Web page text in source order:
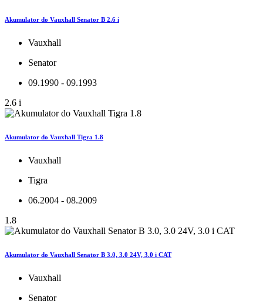
Akumulator do Vauxhall Senator B 2.6 i
Vauxhall
Senator
09.1990 - 09.1993
2.6 i
Akumulator do Vauxhall Tigra 1.8
Vauxhall
Tigra
06.2004 - 08.2009
1.8
Akumulator do Vauxhall Senator B 3.0, 3.0 24V, 3.0 i CAT
Vauxhall
Senator